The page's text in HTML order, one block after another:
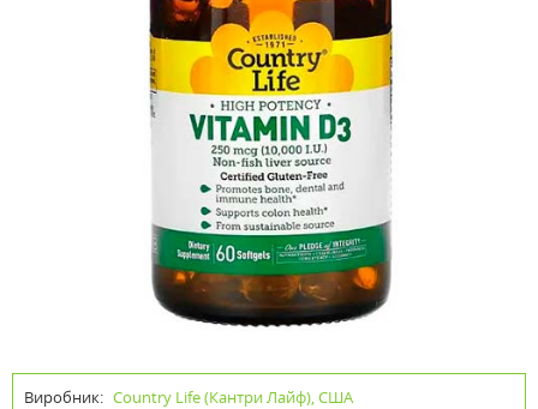
Виробник: Country Life (Кантри Лайф), США